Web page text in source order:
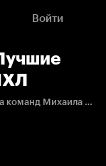
Войти
Все самые запоминающиеся моменты матча команд Михаила Сергачева и Сергея Бобровского